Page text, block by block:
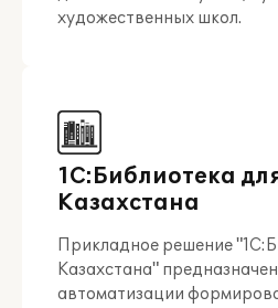
художественных школ.
1С:Библиотека
Казахстана
Прикладное решение
Казахстана"
автоматизации